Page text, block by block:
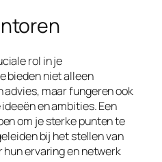
rol in je
bieden niet alleen
maar fungeren ook
en ambities. Een
om je sterke punten te
bij het stellen van
ervaring en netwerk